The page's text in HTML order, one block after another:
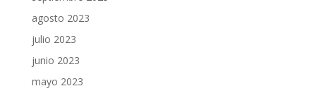
agosto 2023
julio 2023
junio 2023
mayo 2023